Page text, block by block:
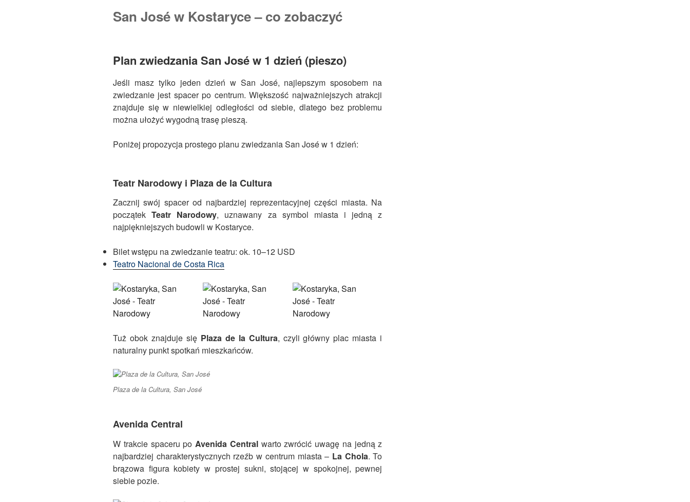
San José w Kostaryce – co zobaczyć
Plan zwiedzania San José w 1 dzień (pieszo)
Jeśli masz tylko jeden dzień w San José, najlepszym sposobem na
zwiedzanie jest spacer po centrum. Większość najważniejszych atrakcji
znajduje się w niewielkiej odległości od siebie, dlatego bez problemu
można ułożyć wygodną trasę pieszą.
Poniżej propozycja prostego planu zwiedzania San José w 1 dzień:
Teatr Narodowy i Plaza de la Cultura
Zacznij swój spacer od najbardziej reprezentacyjnej części miasta. Na
początekTeatr Narodowy, uznawany za symbol miasta i jedną z
najpiękniejszych budowli w Kostaryce.
Bilet wstępu na zwiedzanie teatru: ok. 10–12 USD
Teatro Nacional de Costa Rica
Tuż obok znajduje się Plaza de la Cultura, czyli główny plac miasta i
naturalny punkt spotkań mieszkańców.
Plaza de la Cultura, San José
Avenida Central
W trakcie spaceru poAvenida Centralwarto zwrócić uwagę na jedną z
najbardziej charakterystycznych rzeźb w centrum miasta – La Chola. To
brązowa figura kobiety w prostej sukni, stojącej w spokojnej, pewnej
siebie pozie.